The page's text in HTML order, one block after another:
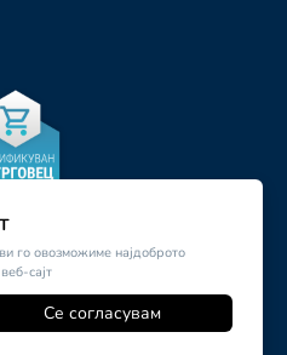
го овозможиме најдоброто
сајт
Се согласувам